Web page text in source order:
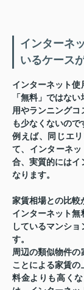
インターネ
いるケース
インターネット
「無料」ではな
用やランニングコ
も少なくないので
例えば、同じエ
て、インターネッ
合、実質的にはイ
なります。
家賃相場との比較
インターネット
しているマンシ
す。
周辺の類似物件の
ことによる家賃
料金よりも高く